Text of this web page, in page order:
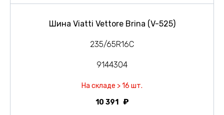
Шина Viatti Vettore Brina (V-525)
235/65R16C
9144304
На складе > 16 шт.
10 391